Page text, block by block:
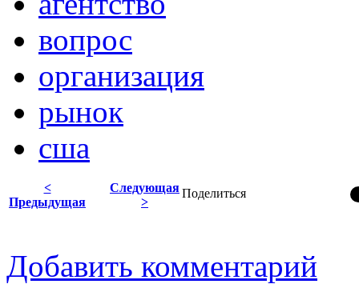
вопрос
организация
рынок
сша
Поделиться
<
Предыдущая
Следующая
>
Добавить комментарий